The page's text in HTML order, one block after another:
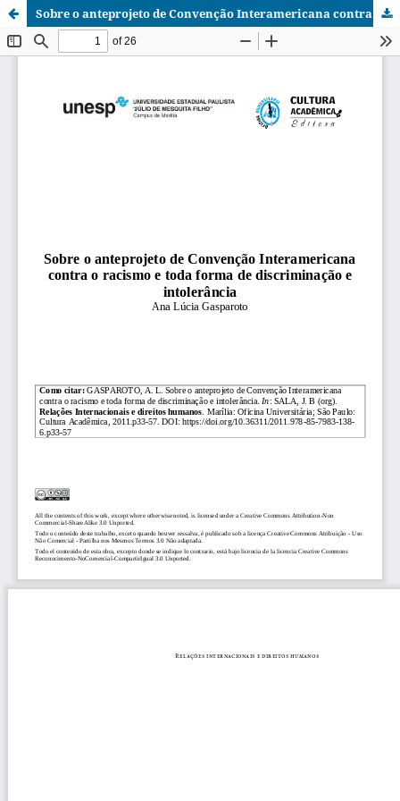
Sobre o anteprojeto de Convenção Interamericana contra o racismo e toda forma de discriminação e intolerância